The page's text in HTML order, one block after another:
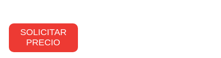
Switches
SOLICITAR
PRECIO